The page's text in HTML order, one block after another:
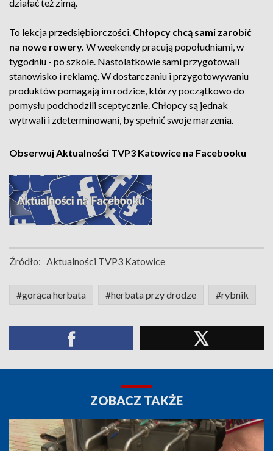
działać też zimą.
To lekcja przedsiębiorczości. Chłopcy chcą sami zarobić
na nowe rowery. W weekendy pracują popołudniami, w
tygodniu - po szkole. Nastolatkowie sami przygotowali
stanowisko i reklamę. W dostarczaniu i przygotowywaniu
produktów pomagają im rodzice, którzy początkowo do
pomysłu podchodzili sceptycznie. Chłopcy są jednak
wytrwali i zdeterminowani, by spełnić swoje marzenia.
Obserwuj Aktualności TVP3 Katowice na Facebooku
Źródło: Aktualności TVP3 Katowice
#gorąca herbata #herbata przy drodze #rybnik
ZOBACZ TAKŻE